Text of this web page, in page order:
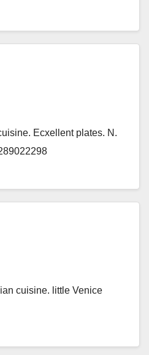
Ecxellent plates. N.
cuisine. little Venice